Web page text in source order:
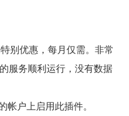
别优惠，每月仅需。非常
服务顺利运行，没有数据
帐户上启用此插件。